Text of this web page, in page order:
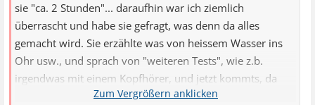
sie "ca. 2 Stunden"... daraufhin war ich ziemlich
überrascht und habe sie gefragt, was denn da alles
gemacht wird. Sie erzählte was von heissem Wasser ins
Ohr usw., und sprach von "weiteren Tests", wie z.b.
irgendwas mit einem Kopfhörer, und jetzt kommts, da
"könne man z.b. auch feststellen ob irgendwo ein Tumor